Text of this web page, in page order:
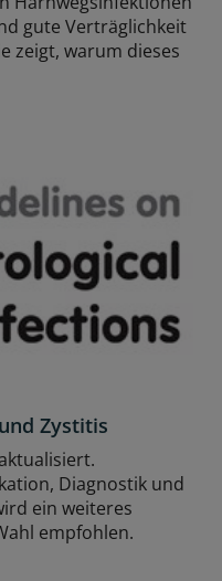
gute Verträglichkeit
zeigt, warum dieses
Zystitis
Diagnostik und
ein weiteres
empfohlen.